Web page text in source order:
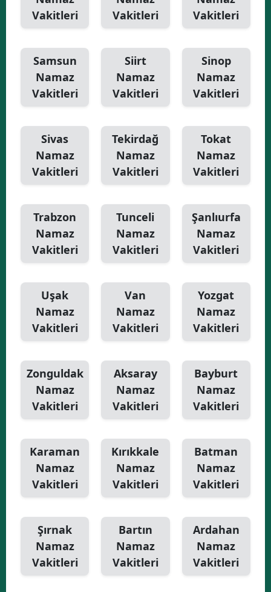
Vakitleri
Vakitleri
Vakitleri
Samsun
Namaz
Vakitleri
Siirt
Namaz
Vakitleri
Sinop
Namaz
Vakitleri
Sivas
Namaz
Vakitleri
Tekirdağ
Namaz
Vakitleri
Tokat
Namaz
Vakitleri
Trabzon
Namaz
Vakitleri
Tunceli
Namaz
Vakitleri
Şanlıurfa
Namaz
Vakitleri
Uşak
Namaz
Vakitleri
Van
Namaz
Vakitleri
Yozgat
Namaz
Vakitleri
Zonguldak
Namaz
Vakitleri
Aksaray
Namaz
Vakitleri
Bayburt
Namaz
Vakitleri
Karaman
Namaz
Vakitleri
Kırıkkale
Namaz
Vakitleri
Batman
Namaz
Vakitleri
Şırnak
Namaz
Vakitleri
Bartın
Namaz
Vakitleri
Ardahan
Namaz
Vakitleri